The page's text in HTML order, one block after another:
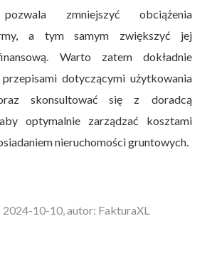
zmniejszyć obciążenia
a tym samym zwiększyć jej
Warto zatem dokładnie
dotyczącymi użytkowania
skonsultować się z doradcą
optymalnie zarządzać kosztami
nieruchomości gruntowych.
10-10, autor: FakturaXL